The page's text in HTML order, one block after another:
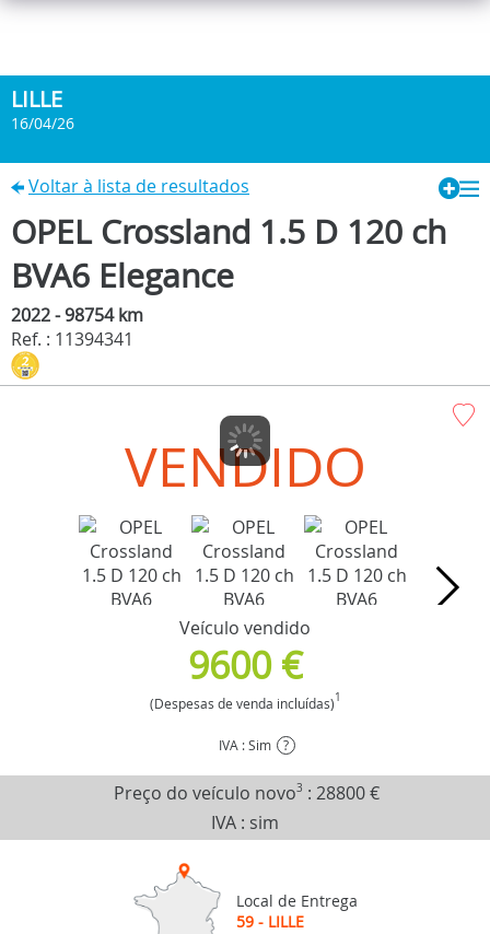
LILLE
16/04/26
Voltar à lista de resultados
OPEL Crossland 1.5 D 120 ch
BVA6 Elegance
2022 - 98754 km
Ref. : 11394341
VENDIDO
Veículo vendido
9600 €
(Despesas de venda incluídas)1
IVA : Sim ?
Preço do veículo novo3 : 28800 €
IVA : sim
Local de Entrega
59 - LILLE